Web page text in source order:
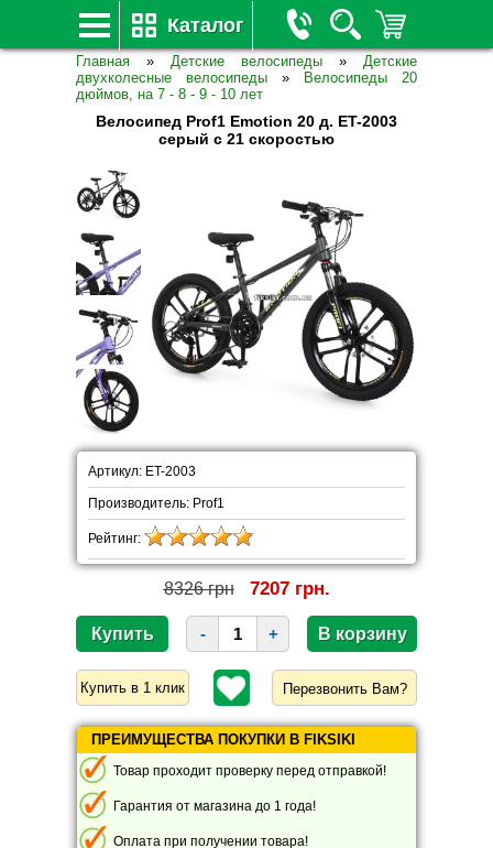
Каталог
Главная » Детские велосипеды » Детские
двухколесные велосипеды
»
Велосипеды 20
дюймов, на 7 - 8 - 9 - 10 лет
Велосипед Prof1 Emotion 20 д. ET-2003
серый с 21 скоростью
Артикул: ET-2003
Производитель: Prof1
Рейтинг:
8326 грн 7207 грн.
- +
Перезвонить Вам?
ПРЕИМУЩЕСТВА ПОКУПКИ В FIKSIKI
Товар проходит проверку перед отправкой!
Гарантия от магазина до 1 года!
Оплата при получении товара!